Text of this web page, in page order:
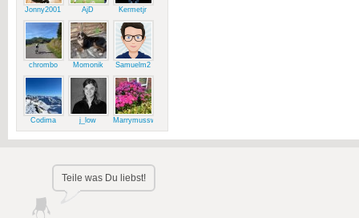
Jonny2001 AjD Kermetjr
chrombo Momonik Samuelm2
Codima j_low Marrymussweg
Teile was Du liebst!